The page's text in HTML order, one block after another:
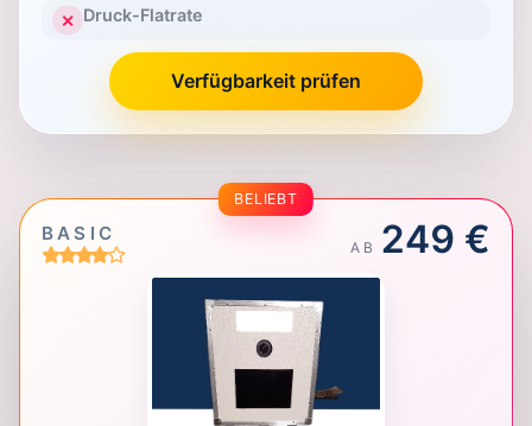
✕ Druck-Flatrate
Verfügbarkeit prüfen
BELIEBT
BASIC
AB 249 €